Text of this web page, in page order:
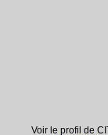
Voir le profil de